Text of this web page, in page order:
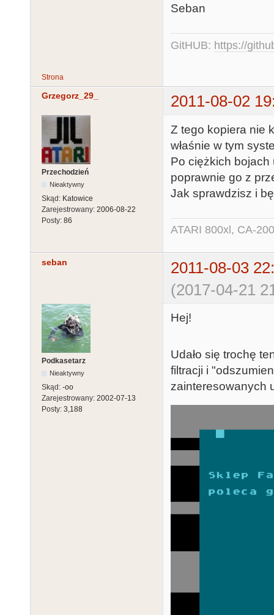
Seban
GitHUB: https://
Strona
Grzegorz_29_ 2011-08-02
Przechodzień
Nieaktywny
Skąd: Katowice
Zarejestrowany: 2006-08-22
Posty: 86
Z tego kopiera nie
właśnie w tym
Po ciężkich bojach
poprawnie go z
Jak sprawdzisz i
ATARI 800xl, CA-
seban
2011-08-03
(2017-04-21
Podkasetarz
Nieaktywny
Skąd: -oo
Zarejestrowany: 2002-07-13
Posty: 3,188
Hej!
Udało się trochę
filtracji i
zainteresowanych